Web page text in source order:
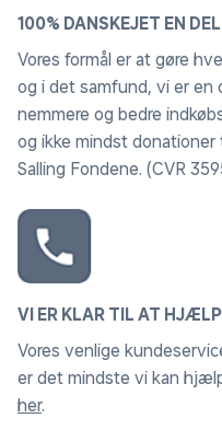
100% DANSKEJET EN
Vores formål er at gøre
og i det samfund, vi er en
nemmere og bedre
og ikke mindst
Salling Fondene. (CVR
VI ER KLAR TIL AT
Vores venlige
er det mindste vi kan
her.